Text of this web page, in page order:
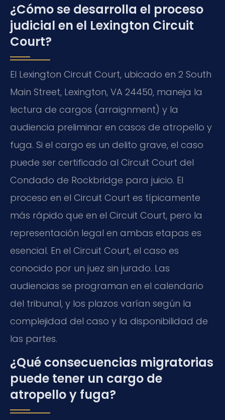
¿Cómo se desarrolla el proceso
judicial en el Lexington Circuit
Court?
El Lexington Circuit Court, ubicado en 2 South
Main Street, Lexington, VA 24450, maneja la
lectura de cargos (arraignment) y la
audiencia preliminar en casos de atropello y
fuga. Si el cargo es un delito grave, el caso
puede ser certificado al Circuit Court del
Condado de Rockbridge para juicio. El
proceso en el Circuit Court es típicamente
más rápido que en el Circuit Court, pero la
representación legal en ambas etapas es
esencial. En el Circuit Court, el caso es
conocido por un juez sin jurado. Las
audiencias se programan en el calendario
del tribunal, y los plazos varían según la
complejidad del caso y la disponibilidad de
las partes.
¿Qué consecuencias migratorias
puede tener un cargo de
atropello y fuga?